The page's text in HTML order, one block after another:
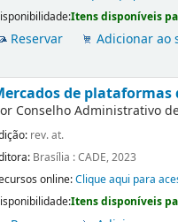
Itens disponíveis
Reservar Adicionar ao
de
Conselho Administrativo
rev. at.
Brasília : CADE, 2023
online:Clique aqui para
Itens disponíveis